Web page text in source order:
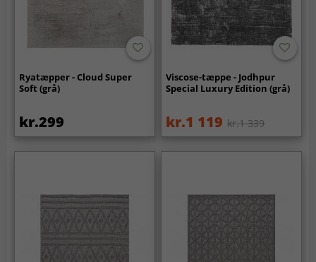
Ryatæpper - Cloud Super
Soft (grå)
kr.299
Viscose-tæppe - Jodhpur
Special Luxury Edition (grå)
kr.1 119 kr.1 339